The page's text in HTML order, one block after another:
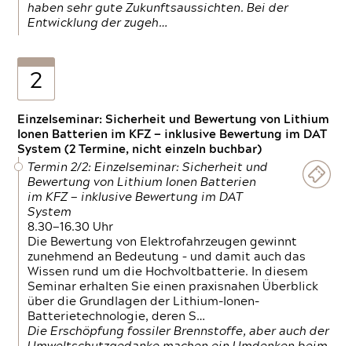
haben sehr gute Zukunftsaussichten. Bei der
Entwicklung der zugeh…
2
Einzelseminar: Sicherheit und Bewertung von Lithium
Ionen Batterien im KFZ — inklusive Bewertung im DAT
System (2 Termine, nicht einzeln buchbar)
Termin 2/2: Einzelseminar: Sicherheit und
Bewertung von Lithium Ionen Batterien
im KFZ — inklusive Bewertung im DAT
System
8.30—16.30 Uhr
Die Bewertung von Elektrofahrzeugen gewinnt
zunehmend an Bedeutung – und damit auch das
Wissen rund um die Hochvoltbatterie. In diesem
Seminar erhalten Sie einen praxisnahen Überblick
über die Grundlagen der Lithium-Ionen-
Batterietechnologie, deren S…
Die Erschöpfung fossiler Brennstoffe, aber auch der